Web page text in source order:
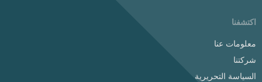
اكتشفنا
معلومات عنا
شركتنا
السياسة التحريرية